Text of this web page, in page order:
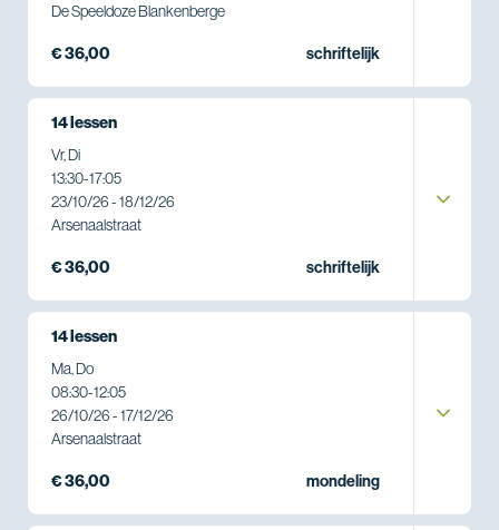
De Speeldoze Blankenberge
€ 36,00 schriftelijk
14 lessen
Vr, Di
13:30-17:05
23/10/26 - 18/12/26
Arsenaalstraat
€ 36,00 schriftelijk
14 lessen
Ma, Do
08:30-12:05
26/10/26 - 17/12/26
Arsenaalstraat
€ 36,00 mondeling